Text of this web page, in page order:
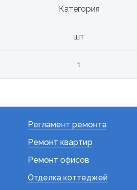
Категория
шт
1
Регламент ремонта
Ремонт квартир
Ремонт офисов
Отделка коттеджей